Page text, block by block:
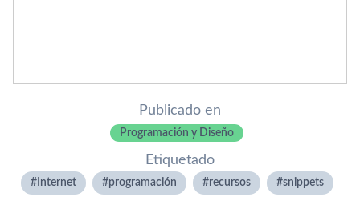
Publicado en
Programación y Diseño
Etiquetado
Internet programación recursos snippets